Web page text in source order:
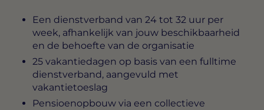
Een dienstverband van 24 tot 32 uur per
week, afhankelijk van jouw beschikbaarheid
en de behoefte van de organisatie
25 vakantiedagen op basis van een fulltime
dienstverband, aangevuld met
vakantietoeslag
Pensioenopbouw via een collectieve